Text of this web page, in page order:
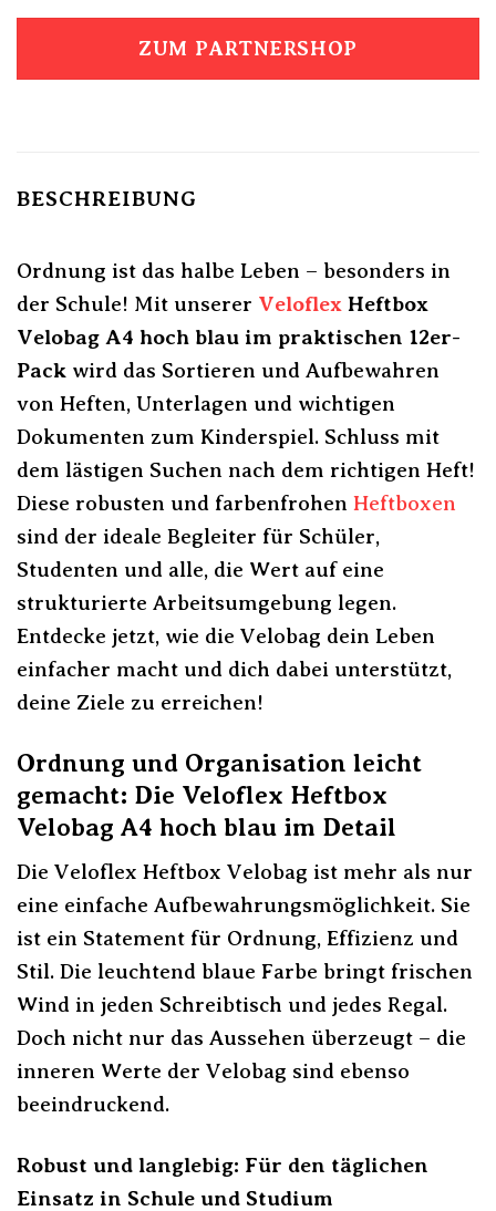
ZUM PARTNERSHOP
BESCHREIBUNG
Ordnung ist das halbe Leben – besonders in
der Schule! Mit unserer Veloflex Heftbox
Velobag A4 hoch blau im praktischen 12er-
Pack wird das Sortieren und Aufbewahren
von Heften, Unterlagen und wichtigen
Dokumenten zum Kinderspiel. Schluss mit
dem lästigen Suchen nach dem richtigen Heft!
Diese robusten und farbenfrohen Heftboxen
sind der ideale Begleiter für Schüler,
Studenten und alle, die Wert auf eine
strukturierte Arbeitsumgebung legen.
Entdecke jetzt, wie die Velobag dein Leben
einfacher macht und dich dabei unterstützt,
deine Ziele zu erreichen!
Ordnung und Organisation leicht
gemacht: Die Veloflex Heftbox
Velobag A4 hoch blau im Detail
Die Veloflex Heftbox Velobag ist mehr als nur
eine einfache Aufbewahrungsmöglichkeit. Sie
ist ein Statement für Ordnung, Effizienz und
Stil. Die leuchtend blaue Farbe bringt frischen
Wind in jeden Schreibtisch und jedes Regal.
Doch nicht nur das Aussehen überzeugt – die
inneren Werte der Velobag sind ebenso
beeindruckend.
Robust und langlebig: Für den täglichen
Einsatz in Schule und Studium